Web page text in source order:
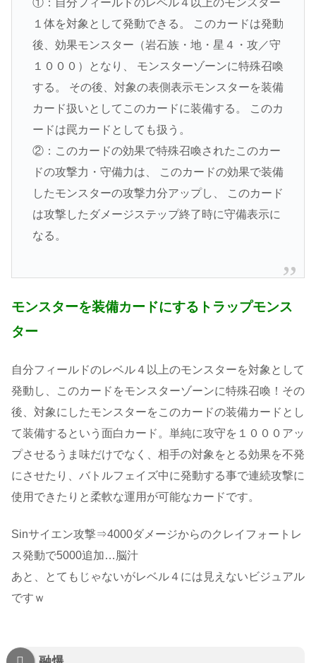
１体を対象として発動できる。 このカードは発動
後、効果モンスター（岩石族・地・星４・攻／守
１０００）となり、 モンスターゾーンに特殊召喚
する。 その後、対象の表側表示モンスターを装備
カード扱いとしてこのカードに装備する。 このカ
ードは罠カードとしても扱う。
②：このカードの効果で特殊召喚されたこのカー
ドの攻撃力・守備力は、 このカードの効果で装備
したモンスターの攻撃力分アップし、 このカード
は攻撃したダメージステップ終了時に守備表示に
なる。
モンスターを装備カードにするトラップモンス
ター
自分フィールドのレベル４以上のモンスターを対象として
発動し、このカードをモンスターゾーンに特殊召喚！その
後、対象にしたモンスターをこのカードの装備カードとし
て装備するという面白カード。単純に攻守を１０００アッ
プさせるうま味だけでなく、相手の対象をとる効果を不発
にさせたり、バトルフェイズ中に発動する事で連続攻撃に
使用できたりと柔軟な運用が可能なカードです。
Sinサイエン攻撃⇒4000ダメージからのクレイフォートレ
ス発動で5000追加…脳汁
あと、とてもじゃないがレベル４には見えないビジュアル
ですｗ